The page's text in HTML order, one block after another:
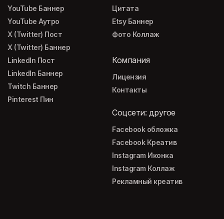
YouTube Баннер
YouTube Аутро
X (Twitter) Пост
X (Twitter) Баннер
LinkedIn Пост
LinkedIn Баннер
Twitch Баннер
Pinterest Пин
Цитата
Etsy Баннер
Фото Коллаж
Компания
Лицензия
Контакты
Соцсети: другое
Facebook обложка
Facebook Креатив
Instagram Иконка
Instagram Коллаж
Рекламный креатив